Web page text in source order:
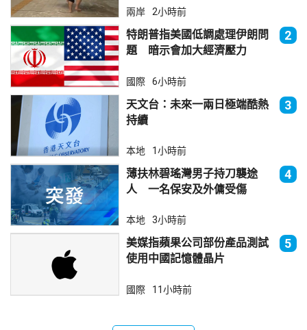
兩岸 2小時前
特朗普指美國低調處理伊朗問
題 暗示會加大經濟壓力
2
國際 6小時前
天文台：未來一兩日極端酷熱
持續
3
本地 1小時前
薄扶林碧瑤灣男子持刀襲途
人 一名保安及外傭受傷
4
本地 3小時前
美媒指蘋果公司部份產品測試
使用中國記憶體晶片
5
國際 11小時前